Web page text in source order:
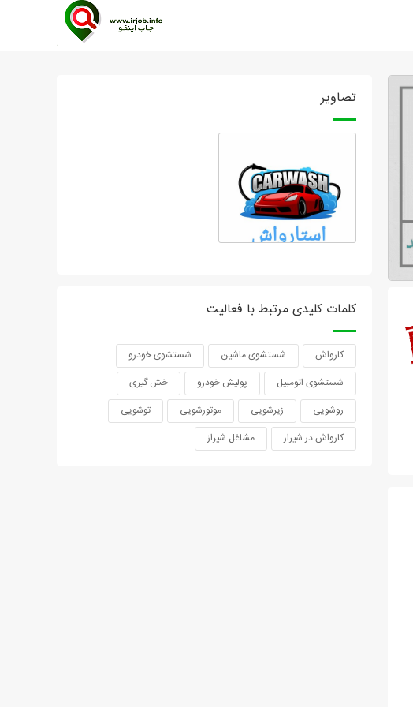
تصاویر
کلمات کلیدی مرتبط با فعالیت
کارواش شستشوی ماشین
شستشوی خودرو
شستشوی اتومبیل
پولیش خودرو
خش گیری
روشویی
زیرشویی موتورشویی
توشویی
کارواش در شیراز
مشاغل شیراز